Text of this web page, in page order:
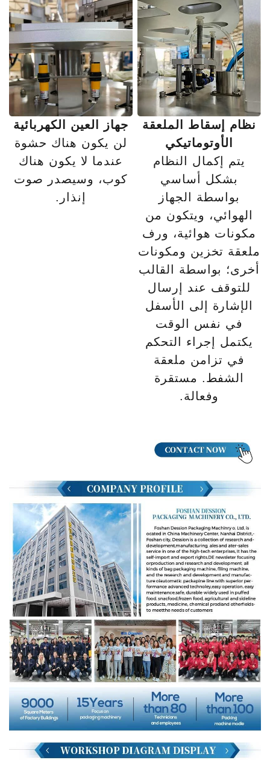
جهاز العين الكهربائية
لن يكون هناك حشوة
عندما لا يكون هناك
كوب، وسيصدر صوت
إنذار.
نظام إسقاط الملعقة
الأوتوماتيكي
يتم إكمال النظام
بشكل أساسي
بواسطة الجهاز
الهوائي، ويتكون من
مكونات هوائية، ورف
ملعقة تخزين ومكونات
أخرى؛ بواسطة القالب
للتوقف عند إرسال
الإشارة إلى الأسفل
في نفس الوقت
يكتمل إجراء التحكم
في تزامن ملعقة
الشفط. مستقرة
وفعالة.